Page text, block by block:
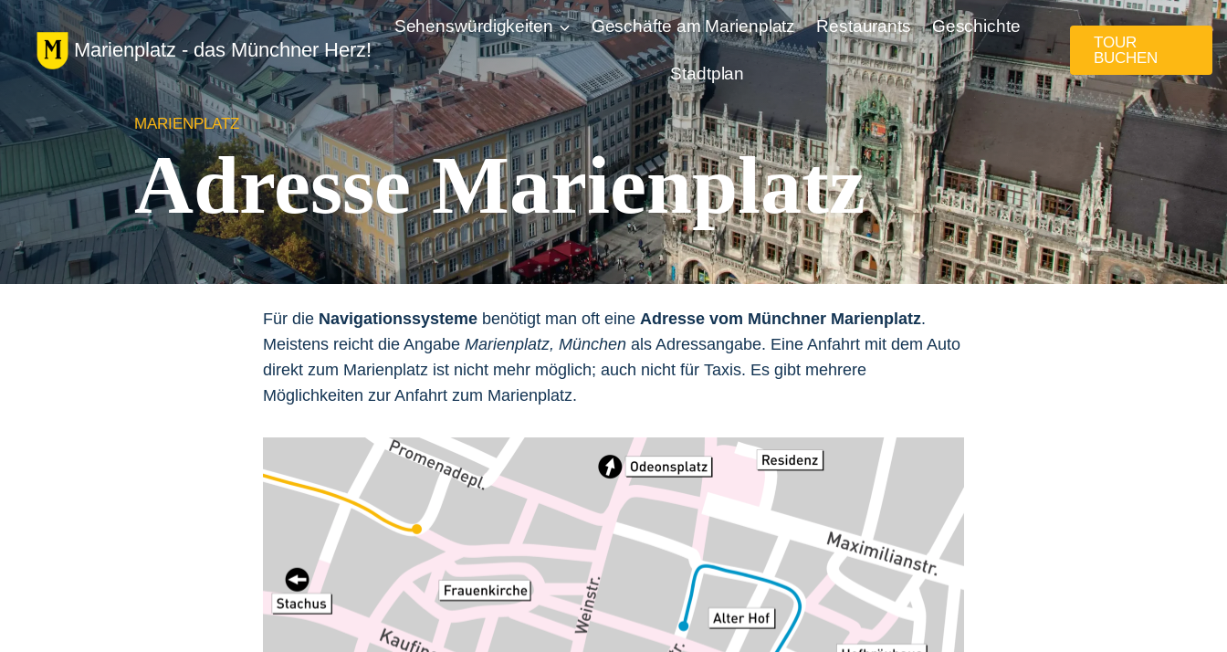
Zum
Inhalt
springen
Marienplatz - das Münchner Herz!
Sehenswürdigkeiten Geschäfte am Marienplatz Restaurants Geschichte
Stadtplan
TOUR
BUCHEN
MARIENPLATZ
Adresse Marienplatz
Für die Navigationssysteme benötigt man oft eine Adresse vom Münchner Marienplatz.
Meistens reicht die Angabe Marienplatz, München als Adressangabe. Eine Anfahrt mit dem Auto
direkt zum Marienplatz ist nicht mehr möglich; auch nicht für Taxis. Es gibt mehrere
Möglichkeiten zur Anfahrt zum Marienplatz.